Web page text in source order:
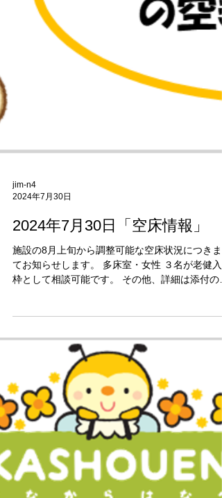
2024年7月30日「空床情報」
施設の8月上旬から調整可能な空床状況につきま
てお知らせします。 多床室・女性 ３名が老健入
枠として相談可能です。 その他、詳細は添付の
PDFファイルに記載していますのでご覧くださ
い。